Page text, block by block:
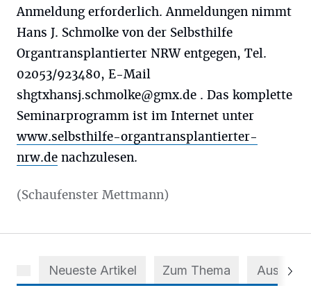
Anmeldung erforderlich. Anmeldungen nimmt
Hans J. Schmolke von der Selbsthilfe
Organtransplantierter NRW entgegen, Tel.
02053/923480, E-Mail
shgtxhansj.schmolke@gmx.de . Das komplette
Seminarprogramm ist im Internet unter
www.selbsthilfe-organtransplantierter-
nrw.de nachzulesen.
(Schaufenster Mettmann)
Neueste Artikel Zum Thema Aus dem